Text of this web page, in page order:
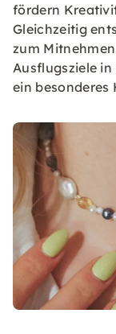
fördern
Gleichzeitig
zum
Ausflugsziele
ein besonderes